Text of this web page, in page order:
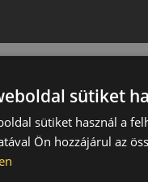
sütiket
sütiket használ a
Ön hozzájárul az